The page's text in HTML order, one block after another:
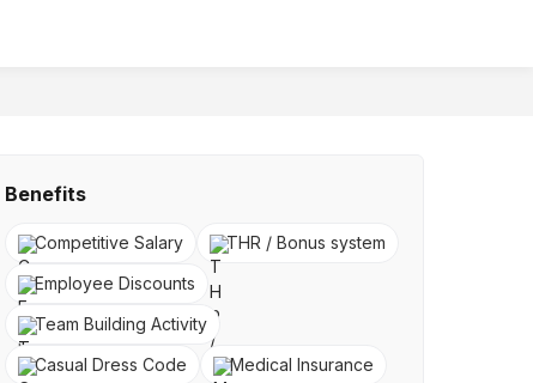
Benefits
Competitive Salary
THR / Bonus system
Employee Discounts
Team Building Activity
Casual Dress Code
Medical Insurance